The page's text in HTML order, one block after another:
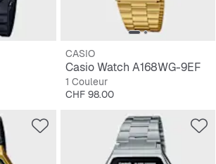
CASIO
Casio Watch A168WG-9EF
1 Couleur
Prix
CHF 98.00